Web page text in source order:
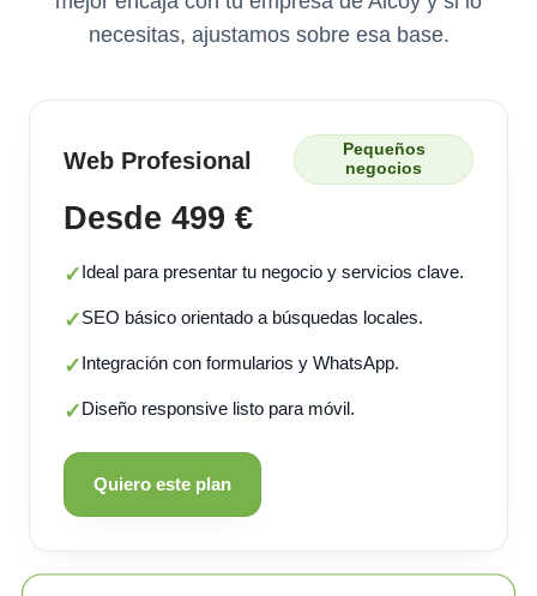
necesitas, ajustamos sobre esa base.
Web Profesional
Pequeños
negocios
Desde 499 €
✓Ideal para presentar tu negocio y servicios clave.
✓SEO básico orientado a búsquedas locales.
✓Integración con formularios y WhatsApp.
✓Diseño responsive listo para móvil.
Quiero este plan